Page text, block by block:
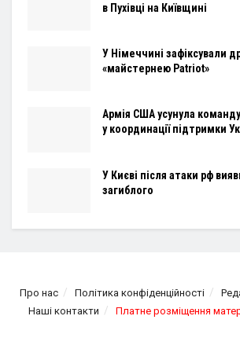
в Пухівці на Київщині
У Німеччині зафіксували
«майстернею Patriot»
Армія США усунула
у координації підтримки
У Києві після атаки рф
загиблого
Про нас Політика конфіденційності
Наші контакти
Платне розміщення